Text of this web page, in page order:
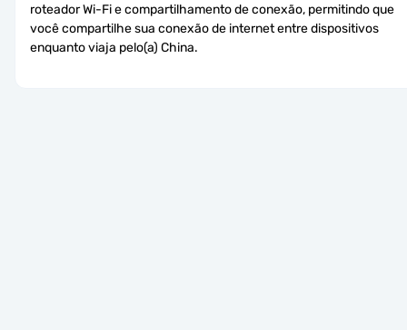
roteador Wi-Fi e compartilhamento de conexão, permitindo que
você compartilhe sua conexão de internet entre dispositivos
enquanto viaja pelo(a) China.